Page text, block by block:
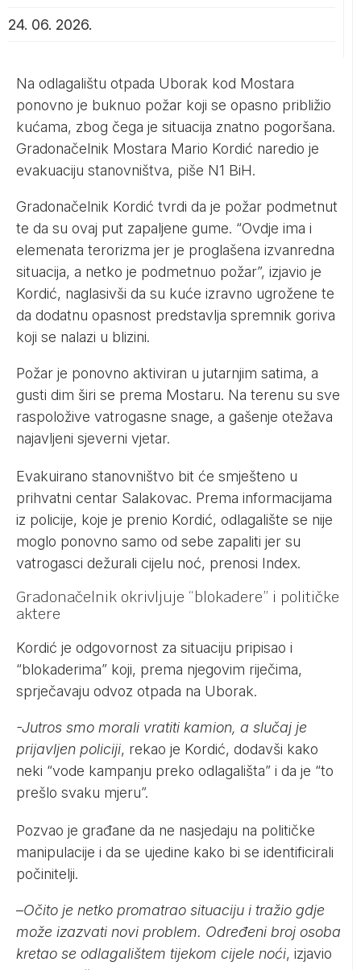
24. 06. 2026.
Na odlagalištu otpada Uborak kod Mostara
ponovno je buknuo požar koji se opasno približio
kućama, zbog čega je situacija znatno pogoršana.
Gradonačelnik Mostara Mario Kordić naredio je
evakuaciju stanovništva, piše N1 BiH.
Gradonačelnik Kordić tvrdi da je požar podmetnut
te da su ovaj put zapaljene gume. “Ovdje ima i
elemenata terorizma jer je proglašena izvanredna
situacija, a netko je podmetnuo požar”, izjavio je
Kordić, naglasivši da su kuće izravno ugrožene te
da dodatnu opasnost predstavlja spremnik goriva
koji se nalazi u blizini.
Požar je ponovno aktiviran u jutarnjim satima, a
gusti dim širi se prema Mostaru. Na terenu su sve
raspoložive vatrogasne snage, a gašenje otežava
najavljeni sjeverni vjetar.
Evakuirano stanovništvo bit će smješteno u
prihvatni centar Salakovac. Prema informacijama
iz policije, koje je prenio Kordić, odlagalište se nije
moglo ponovno samo od sebe zapaliti jer su
vatrogasci dežurali cijelu noć, prenosi Index.
Gradonačelnik okrivljuje “blokadere” i političke
aktere
Kordić je odgovornost za situaciju pripisao i
“blokaderima” koji, prema njegovim riječima,
sprječavaju odvoz otpada na Uborak.
-Jutros smo morali vratiti kamion, a slučaj je
prijavljen policiji, rekao je Kordić, dodavši kako
neki “vode kampanju preko odlagališta” i da je “to
prešlo svaku mjeru”.
Pozvao je građane da ne nasjedaju na političke
manipulacije i da se ujedine kako bi se identificirali
počinitelji.
–Očito je netko promatrao situaciju i tražio gdje
može izazvati novi problem. Određeni broj osoba
kretao se odlagalištem tijekom cijele noći, izjavio